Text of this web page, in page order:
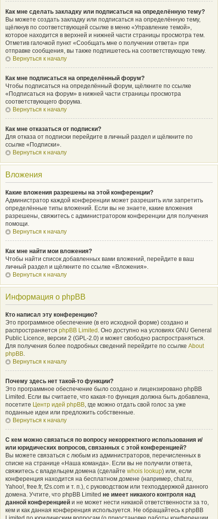
Как мне сделать закладку или подписаться на определённую тему?
Вы можете создать закладку или подписаться на определённую тему,
щёлкнув по соответствующей ссылке в меню «Управление темой»,
которое находится в верхней и нижней части страницы просмотра тем.
Отметив галочкой пункт «Сообщать мне о получении ответа» при
отправке сообщения, вы также подпишетесь на соответствующую тему.
Вернуться к началу
Как мне подписаться на определённый форум?
Чтобы подписаться на определённый форум, щёлкните по ссылке
«Подписаться на форум» в нижней части страницы просмотра
соответствующего форума.
Вернуться к началу
Как мне отказаться от подписки?
Для отказа от подписки перейдите в личный раздел и щёлкните по
ссылке «Подписки».
Вернуться к началу
Вложения
Какие вложения разрешены на этой конференции?
Администратор каждой конференции может разрешить или запретить
определённые типы вложений. Если вы не знаете, какие вложения
разрешены, свяжитесь с администратором конференции для получения
помощи.
Вернуться к началу
Как мне найти мои вложения?
Чтобы найти список добавленных вами вложений, перейдите в ваш
личный раздел и щёлкните по ссылке «Вложения».
Вернуться к началу
Информация о phpBB
Кто написал эту конференцию?
Это программное обеспечение (в его исходной форме) создано и
распространяется phpBB Limited . Оно доступно на условиях GNU General
Public Licence, версии 2 (GPL-2.0) и может свободно распространяться.
Для получения более подробных сведений перейдите по ссылке About
phpBB.
Вернуться к началу
Почему здесь нет такой-то функции?
Это программное обеспечение было создано и лицензировано phpBB
Limited. Если вы считаете, что какая-то функция должна быть добавлена,
посетите Центр идей phpBB, где можно отдать свой голос за уже
поданные идеи или предложить собственные.
Вернуться к началу
С кем можно связаться по вопросу некорректного использования и/
или юридических вопросов, связанных с этой конференцией?
Вы можете связаться с любым из администраторов, перечисленных в
списке на странице «Наша команда». Если вы не получили ответа,
свяжитесь с владельцем домена (сделайте whois lookup) или, если
конференция находится на бесплатном домене (например, chat.ru,
Yahoo!, free.fr, f2s.com и т. п.), с руководством или техподдержкой данного
домена. Учтите, что phpBB Limited не имеет никакого контроля над
данной конференцией и не может нести никакой ответственности за то,
кем и как данная конференция используется. Не обращайтесь к phpBB